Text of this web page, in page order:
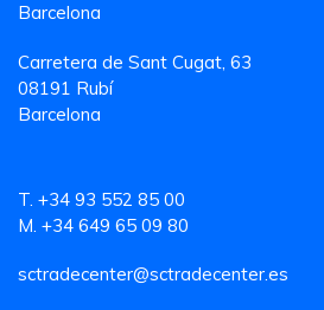
Barcelona
Carretera de Sant Cugat, 63
08191 Rubí
Barcelona
T. +34 93 552 85 00
M. +34 649 65 09 80
sctradecenter@sctradecenter.es